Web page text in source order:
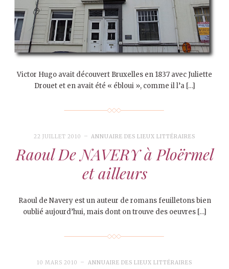
Victor Hugo avait découvert Bruxelles en 1837 avec Juliette
Drouet et en avait été « ébloui », comme il l’a […]
22 JUILLET 2010 ANNUAIRE DES LIEUX LITTÉRAIRES
Raoul De NAVERY à Ploërmel
et ailleurs
Raoul de Navery est un auteur de romans feuilletons bien
oublié aujourd’hui, mais dont on trouve des oeuvres […]
10 MARS 2010 ANNUAIRE DES LIEUX LITTÉRAIRES